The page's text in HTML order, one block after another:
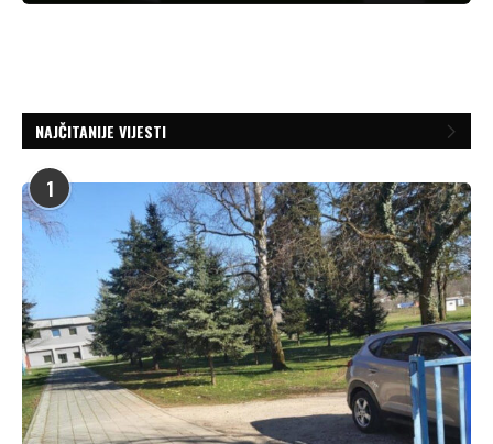
NAJČITANIJE VIJESTI
1